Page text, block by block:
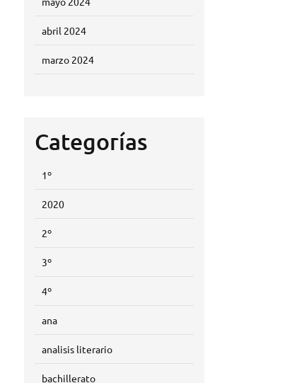
abril 2024
marzo 2024
Categorías
1º
2020
2º
3º
4º
ana
analisis literario
bachillerato